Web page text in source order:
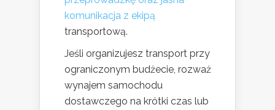
komunikacja z ekipą
transportową.
Jeśli organizujesz transport przy
ograniczonym budżecie, rozważ
wynajem samochodu
dostawczego na krótki czas lub